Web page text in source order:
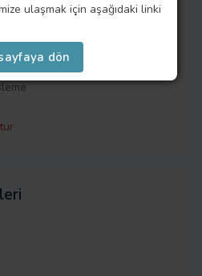
için uygundur.
ulaşmak için aşağıdaki linki
dön